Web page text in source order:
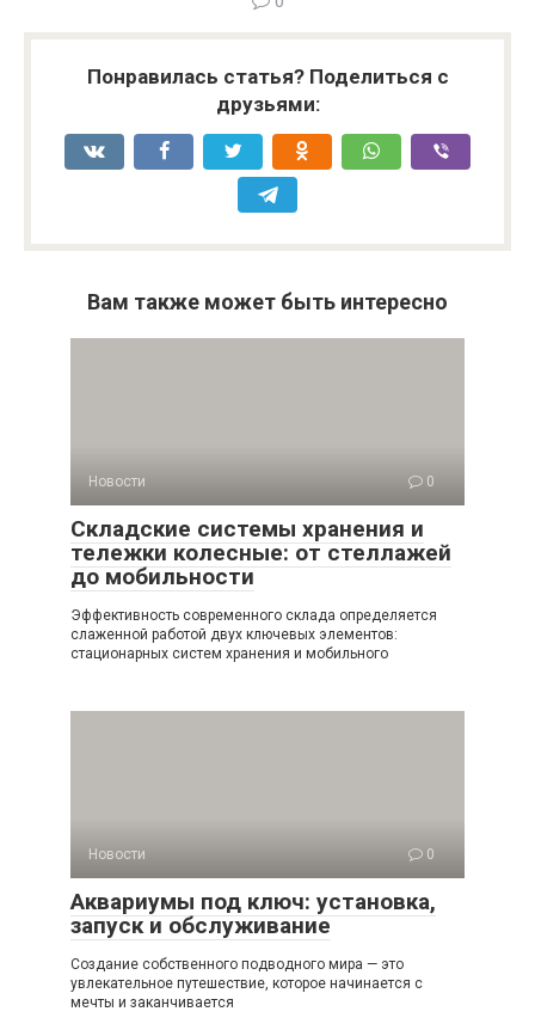
Понравилась статья? Поделиться с
друзьями:
Вам также может быть интересно
Новости 0
Складские системы хранения и
тележки колесные: от стеллажей
до мобильности
Эффективность современного склада определяется
слаженной работой двух ключевых элементов:
стационарных систем хранения и мобильного
Новости 0
Аквариумы под ключ: установка,
запуск и обслуживание
Создание собственного подводного мира — это
увлекательное путешествие, которое начинается с
мечты и заканчивается